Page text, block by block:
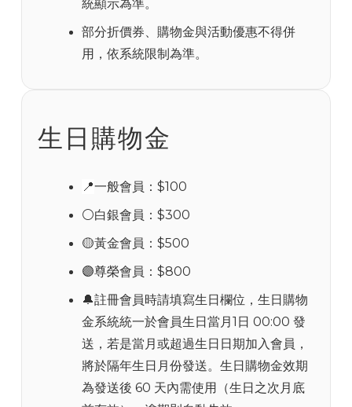
統顯示為準。
部分折價券、購物金與活動優惠不得併
用，依系統限制為準。
生日購物金
📍一般會員：$100
⚪白銀會員：$300
🟡黃金會員：$500
🟣尊榮會員：$800
🔔註冊會員時請填寫生日欄位，生日購物
金系統統一於會員生日當月1日 00:00 發
送，若是當月或超過生日日期加入會員，
將於隔年生日月份發送。生日購物金效期
為發送後 60 天內需使用（生日之次月底